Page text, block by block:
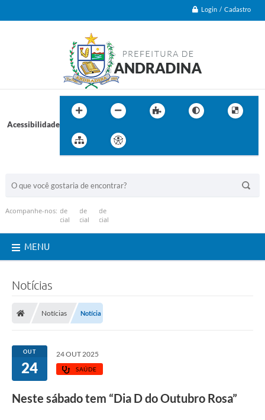
Login / Cadastro
Acessibilidade
Acompanhe-nos:
MENU
Notícias
Notícias Notícia
OUT
24
24 OUT 2025
SAÚDE
Neste sábado tem “Dia D do Outubro Rosa”